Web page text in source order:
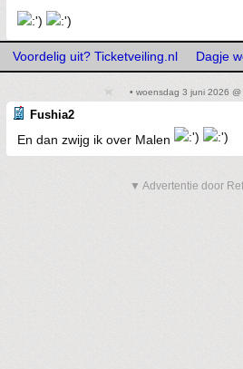
Voordelig uit? Ticketveiling.nl Dagje
• woensdag 3 juni 2026 @
Fushia2
En dan zwijg ik over Malen
▼ Advertentie door